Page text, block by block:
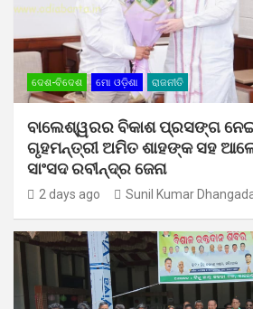
ଦେଶ-ବିଦେଶ ମୋ ଓଡ଼ିଶା ରାଜନୀତି
ବାଲେଶ୍ୱରର ବିକାଶ ପ୍ରସଙ୍ଗ
ଗୃହମନ୍ତ୍ରୀ ଅମିତ ଶାହଙ୍କ ସହ
ସାଂସଦ ରବୀନ୍ଦ୍ର ଜେନା
2 days ago Sunil Kumar